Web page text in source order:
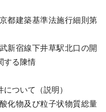
建築基準法施行細則第
宿線下井草駅北口の開
する陳情
ついて（説明）
物及び粒子状物質総量